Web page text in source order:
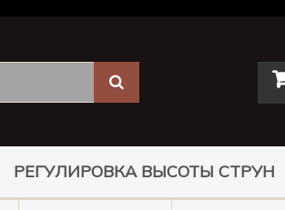
РЕГУЛИРОВКА ВЫСОТЫ СТРУН